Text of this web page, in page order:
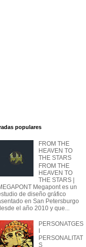
populares
FROM THE
HEAVEN TO
THE STARS
FROM THE
HEAVEN TO
THE STARS |
Megapont es un
de diseño gráfico
en San Petersburgo
el año 2010 y que...
PERSONATGES
PERSONALITAT
S